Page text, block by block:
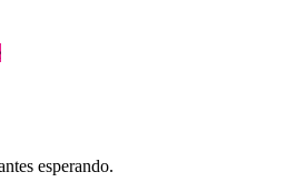
esperando.